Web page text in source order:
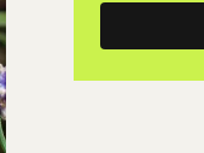
mail